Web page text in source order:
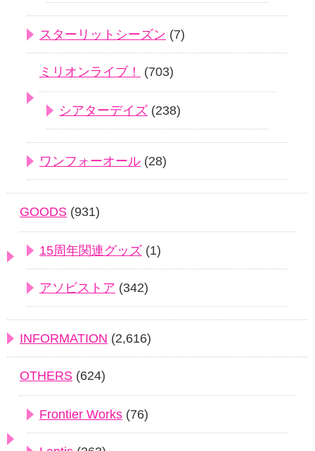
スターリットシーズン (7)
ミリオンライブ！ (703)
シアターデイズ (238)
ワンフォーオール (28)
GOODS (931)
15周年関連グッズ (1)
アソビストア (342)
INFORMATION (2,616)
OTHERS (624)
Frontier Works (76)